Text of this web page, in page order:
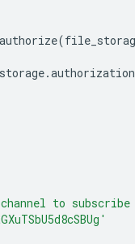
authorize(
.authorization
to